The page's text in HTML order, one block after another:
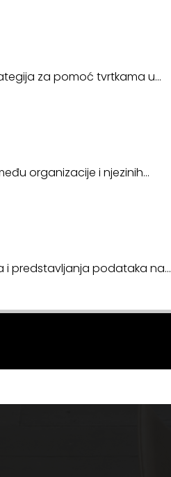
za pomoć tvrtkama u…
organizacije i njezinih…
i predstavljanja podataka na…